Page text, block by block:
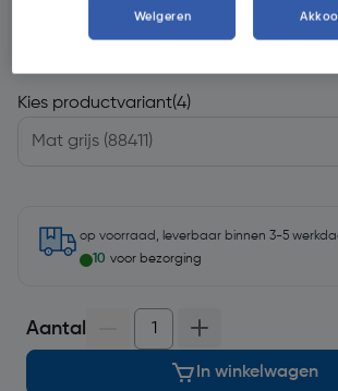
€ 405,00
Kies productvariant(4)
op voorraad, leverbaar binnen 3-5
10 voor bezorging
Aantal
In winkelwagen
Weigeren